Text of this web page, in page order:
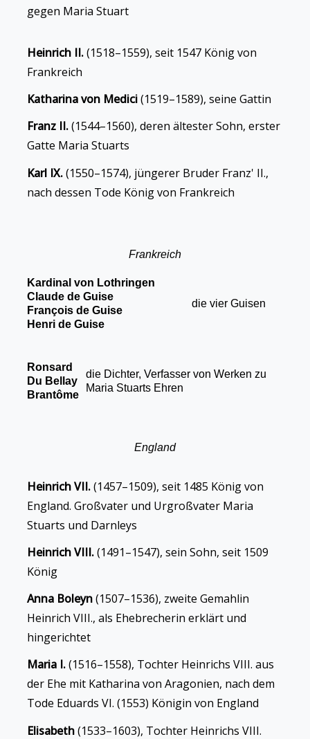
gegen Maria Stuart
Heinrich II.(1518–1559), seit 1547 König von
Frankreich
Katharina von Medici(1519–1589), seine Gattin
Franz II.(1544–1560), deren ältester Sohn, erster
Gatte Maria Stuarts
Karl IX.(1550–1574), jüngerer Bruder Franz' II.,
nach dessen Tode König von Frankreich
Frankreich
Kardinal von Lothringen
Claude de Guise
François de Guise
Henri de Guise
die vier Guisen
Ronsard
Du Bellay
Brantôme
die Dichter, Verfasser von Werken zu
Maria Stuarts Ehren
England
Heinrich VII.(1457–1509), seit 1485 König von
England. Großvater und Urgroßvater Maria
Stuarts und Darnleys
Heinrich VIII.(1491–1547), sein Sohn, seit 1509
König
Anna Boleyn(1507–1536), zweite Gemahlin
Heinrich VIII., als Ehebrecherin erklärt und
hingerichtet
Maria I.(1516–1558), Tochter Heinrichs VIII. aus
der Ehe mit Katharina von Aragonien, nach dem
Tode Eduards VI. (1553) Königin von England
Elisabeth(1533–1603), Tochter Heinrichs VIII.